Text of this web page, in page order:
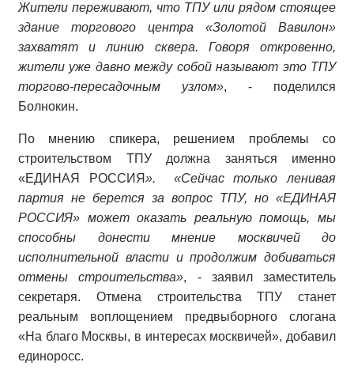
Жители переживают, что ТПУ или рядом стоящее
здание торгового центра «Золотой Вавилон»
захватят и линию сквера. Говоря откровенно,
жители уже давно между собой называют это ТПУ
торгово-пересадочным узлом», - поделился
Болнокин.
По мнению спикера, решением проблемы со
строительством ТПУ должна заняться именно
«ЕДИНАЯ РОССИЯ». «Сейчас только ленивая
партия не берется за вопрос ТПУ, но «ЕДИНАЯ
РОССИЯ» может оказать реальную помощь, мы
способны донести мнение москвичей до
исполнительной власти и продолжим добиваться
отмены строительства», - заявил заместитель
секретаря. Отмена строительства ТПУ станет
реальным воплощением предвыборного слогана
«На благо Москвы, в интересах москвичей», добавил
единоросс.